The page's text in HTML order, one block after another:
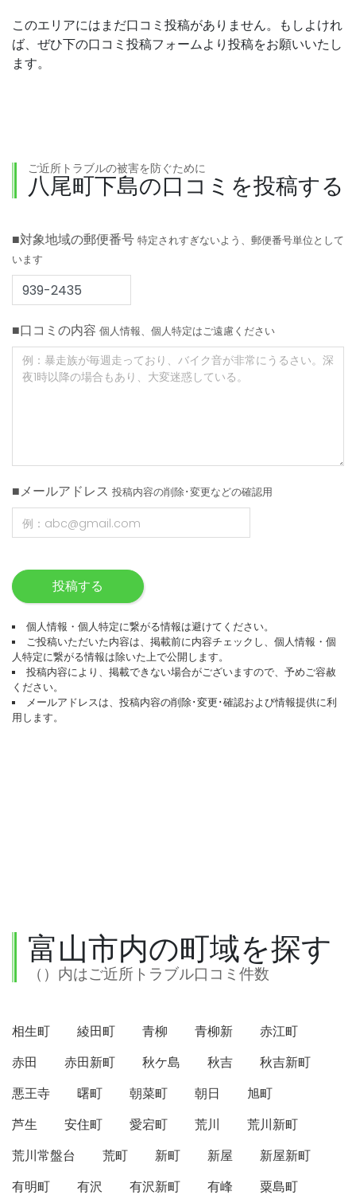
このエリアにはまだ口コミ投稿がありません。もしよけれ
ば、ぜひ下の口コミ投稿フォームより投稿をお願いいたし
ます。
ご近所トラブルの被害を防ぐために
八尾町下島の口コミを投稿する
■対象地域の郵便番号 特定されすぎないよう、郵便番号単位として
います
■口コミの内容 個人情報、個人特定はご遠慮ください
■メールアドレス 投稿内容の削除･変更などの確認用
投稿する
個人情報・個人特定に繋がる情報は避けてください。
ご投稿いただいた内容は、掲載前に内容チェックし、個人情報・個
人特定に繋がる情報は除いた上で公開します。
投稿内容により、掲載できない場合がございますので、予めご容赦
ください。
メールアドレスは、投稿内容の削除･変更･確認および情報提供に利
用します。
富山市内の町域を探す
（）内はご近所トラブル口コミ件数
相生町 綾田町 青柳 青柳新
赤江町
赤田
赤田新町 秋ケ島 秋吉
秋吉新町
悪王寺
曙町 朝菜町 朝日
旭町
芦生
安住町 愛宕町 荒川
荒川新町
荒川常盤台
荒町 新町 新屋
新屋新町
有明町
有沢 有沢新町 有峰
粟島町